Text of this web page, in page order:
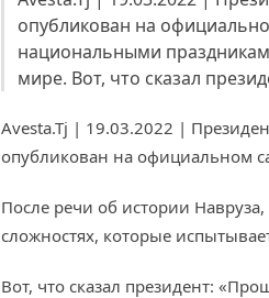
опубликован на
национальными
мире. Вот, что сказал
Avesta.Tj | 19.03.2022 |
опубликован на официальном
После речи об истории
сложностях, которые
Вот, что сказал президент: